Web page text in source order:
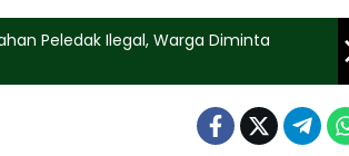
Peledak Ilegal, Warga Diminta